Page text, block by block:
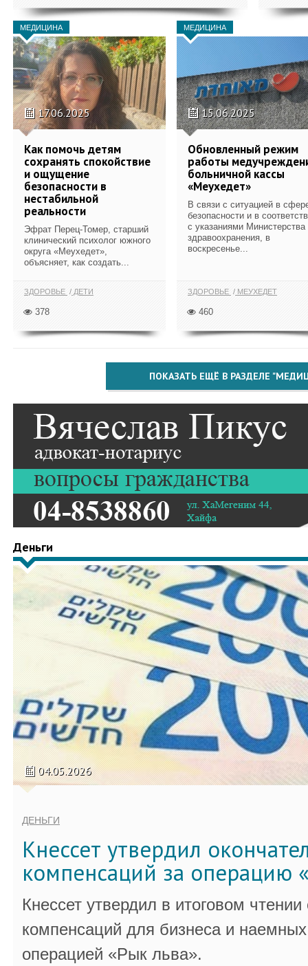
МЕДИЦИНА
17.06.2025
Как помочь детям
сохранять спокойствие
и ощущение
безопасности в
нестабильной
реальности
Эфрат Перец-Томер, старший
клинический психолог южного
округа «Меухедет»,
объясняет, как создать...
ЗДОРОВЬЕ ДЕТИ
378
МЕДИЦИНА
15.06.2025
Обновленный режим
работы
больничной кассы
«Меухедет»
В связи с ситуацией в
безопасности и в
с указаниями Министерства
здравоохранения, в
воскресенье...
ЗДОРОВЬЕ МЕУХЕДЕТ
460
ПОКАЗАТЬ ЕЩЁ В РАЗДЕЛЕ
Деньги
04.05.2026
ДЕНЬГИ
Кнессет утвердил
компенсаций за операцию
Кнессет утвердил в итоговом
компенсаций для бизнеса и
операцией «Рык льва».